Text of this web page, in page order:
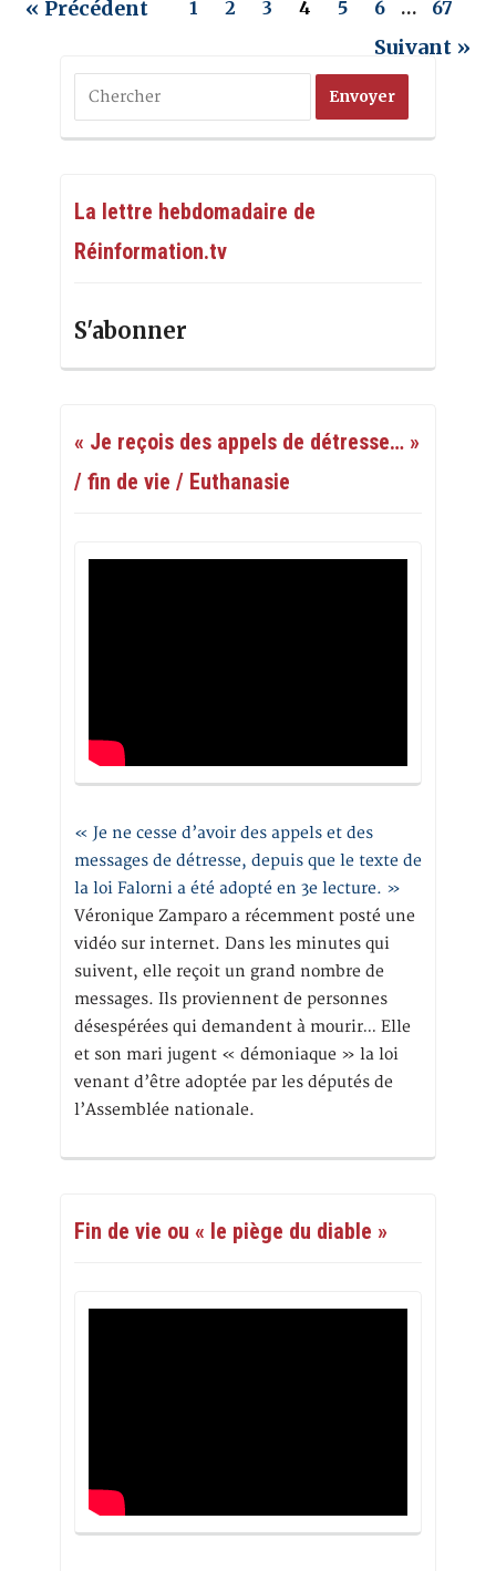
« Précédent 1 2 3 4 5 6 … 67
Suivant »
La lettre hebdomadaire de
Réinformation.tv
S'abonner
« Je reçois des appels de détresse… »
/ fin de vie / Euthanasie
« Je ne cesse d’avoir des appels et des
messages de détresse, depuis que le texte de
la loi Falorni a été adopté en 3e lecture. »
Véronique Zamparo a récemment posté une
vidéo sur internet. Dans les minutes qui
suivent, elle reçoit un grand nombre de
messages. Ils proviennent de personnes
désespérées qui demandent à mourir… Elle
et son mari jugent « démoniaque » la loi
venant d’être adoptée par les députés de
l’Assemblée nationale.
Fin de vie ou « le piège du diable »